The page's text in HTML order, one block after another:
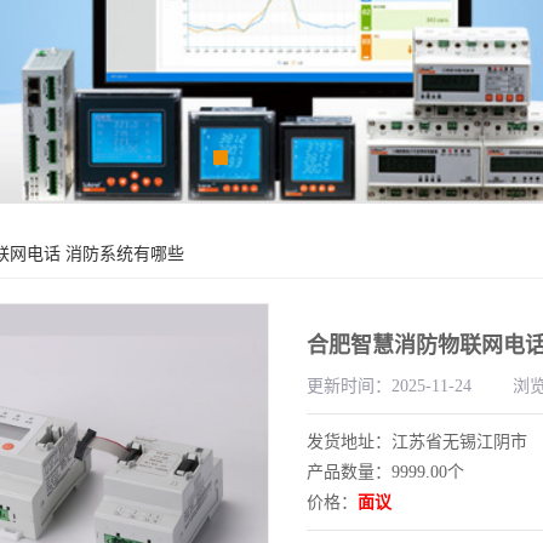
网电话 消防系统有哪些
合肥智慧消防物联网电
更新时间：2025-11-24 浏
发货地址：江苏省无锡江阴市
产品数量：9999.00个
价格： 面议